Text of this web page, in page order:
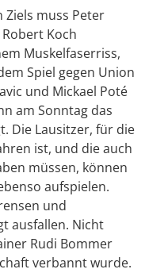
Ziels muss Peter
Koch
Muskelfaserriss,
Spiel gegen Union
und Mickael Poté
am Sonntag das
Die Lausitzer, für die
ist, und die auch
müssen, können
aufspielen.
und
ausfallen. Nicht
Rudi Bommer
verbannt wurde.